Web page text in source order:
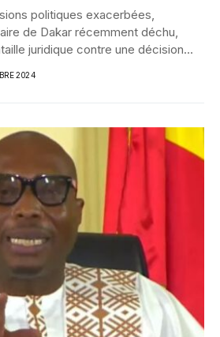
politiques exacerbées,
de Dakar récemment déchu,
juridique contre une décision...
2024